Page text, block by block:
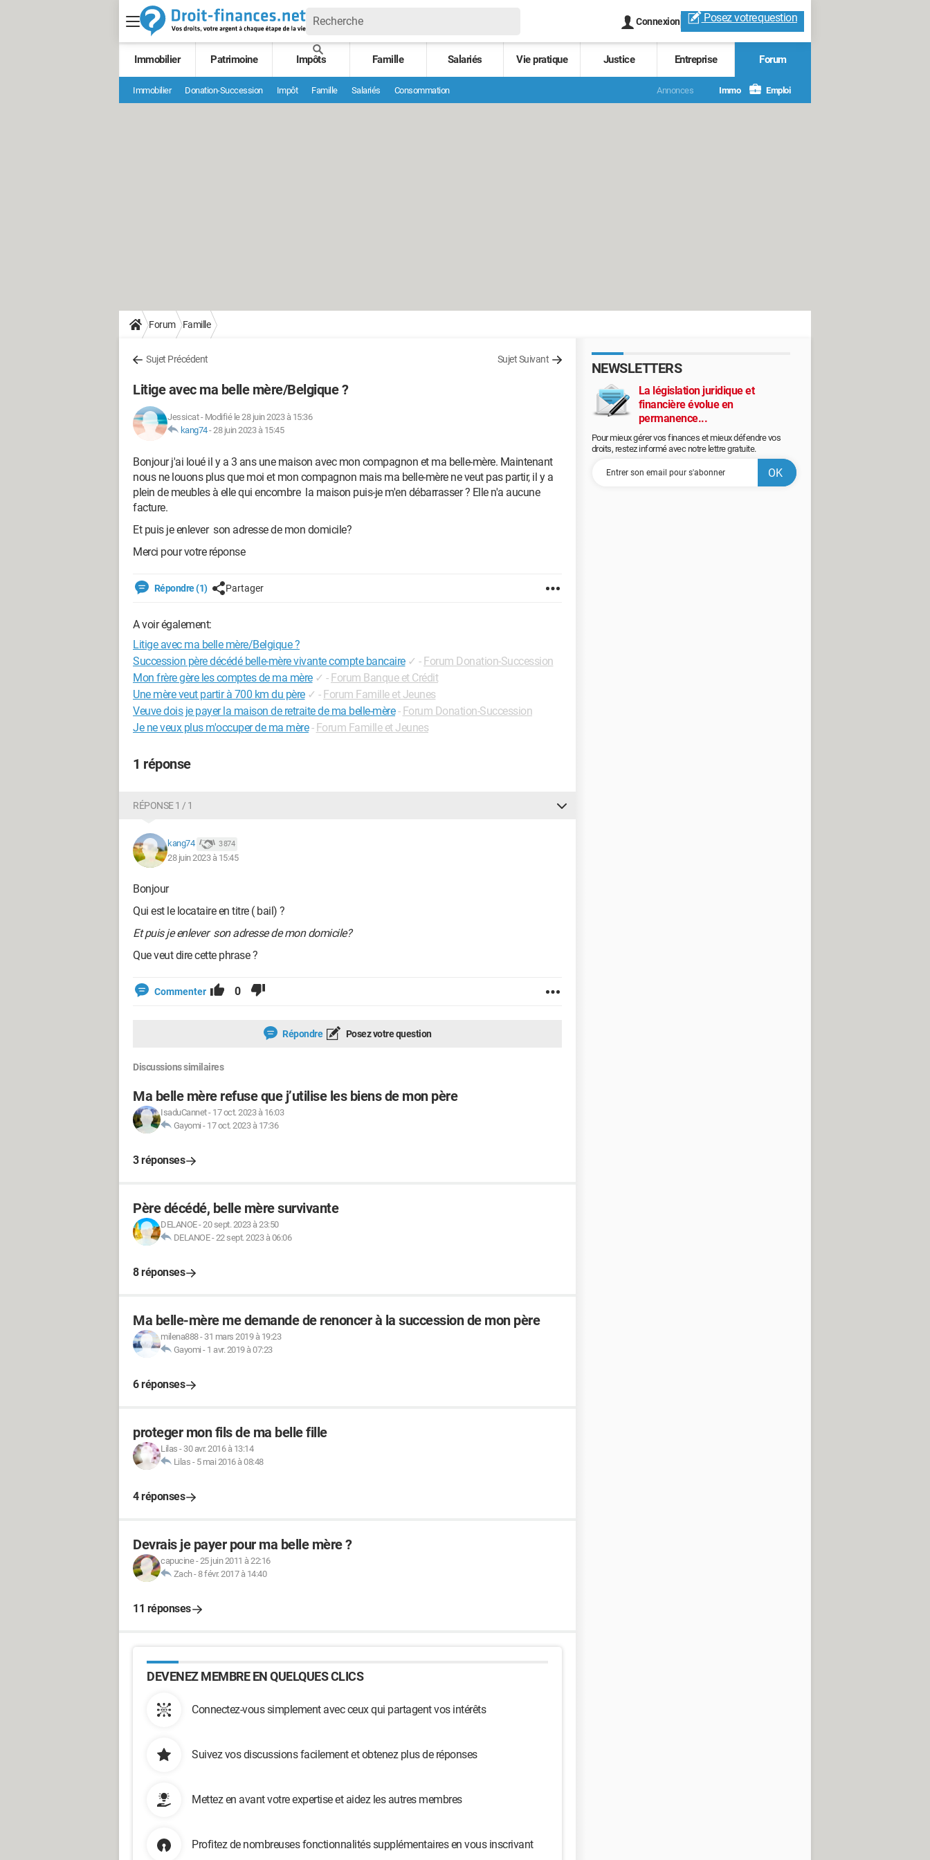
Connexion Posez votrequestion
Immobilier Patrimoine Impôts Famille Salariés Vie pratique Justice Entreprise Forum
Immobilier Donation-Succession Impôt Famille Salariés Consommation Annonces Immo Emploi
Forum Famille
Sujet Précédent Sujet Suivant
Litige avec ma belle mère/Belgique ?
Jessicat- Modifié le 28 juin 2023 à 15:36
kang74-28 juin 2023 à 15:45
Bonjour j'ai loué il y a 3 ans une maison avec mon compagnon et ma belle-mère. Maintenant
nous ne louons plus que moi et mon compagnon mais ma belle-mère ne veut pas partir, il y a
plein de meubles à elle qui encombre la maison puis-je m'en débarrasser ? Elle n'a aucune
facture.
Et puis je enlever son adresse de mon domicile?
Merci pour votre réponse
Répondre (1) Partager
A voir également:
Litige avec ma belle mère/Belgique ?
Succession père décédé belle-mère vivante compte bancaire ✓ - Forum Donation-Succession
Mon frère gère les comptes de ma mère ✓ - Forum Banque et Crédit
Une mère veut partir à 700 km du père ✓ - Forum Famille et Jeunes
Veuve dois je payer la maison de retraite de ma belle-mère - Forum Donation-Succession
Je ne veux plus m'occuper de ma mère - Forum Famille et Jeunes
1 réponse
RÉPONSE 1 / 1
kang74 3 874
28 juin 2023 à 15:45
Bonjour
Qui est le locataire en titre ( bail) ?
Et puis je enlever son adresse de mon domicile?
Que veut dire cette phrase ?
Commenter 0
Répondre Posez votre question
Discussions similaires
Ma belle mère refuse que j’utilise les biens de mon père
IsaduCannet- 17 oct. 2023 à 16:03
Gayomi - 17 oct. 2023 à 17:36
3 réponses
Père décédé, belle mère survivante
DELANOE-20 sept. 2023 à 23:50
DELANOE-22 sept. 2023 à 06:06
8 réponses
Ma belle-mère me demande de renoncer à la succession de mon père
milena888- 31 mars 2019 à 19:23
Gayomi - 1 avr. 2019 à 07:23
6 réponses
proteger mon fils de ma belle fille
Lilas - 30 avr. 2016 à 13:14
Lilas - 5 mai 2016 à 08:48
4 réponses
Devrais je payer pour ma belle mère ?
capucine-25 juin 2011 à 22:16
Zach-8 févr. 2017 à 14:40
11 réponses
DEVENEZ MEMBRE EN QUELQUES CLICS
Connectez-vous simplement avec ceux qui partagent vos intérêts
Suivez vos discussions facilement et obtenez plus de réponses
Mettez en avant votre expertise et aidez les autres membres
Profitez de nombreuses fonctionnalités supplémentaires en vous inscrivant
NEWSLETTERS
La législation juridique et
financière évolue en
permanence...
Pour mieux gérer vos finances et mieux défendre vos
droits, restez informé avec notre lettre gratuite.